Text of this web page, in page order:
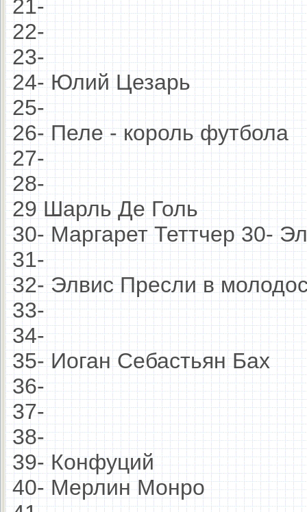
21-
22-
23-
24- Юлий Цезарь
25-
26- Пеле - король футбола
27-
28-
29 Шарль Де Голь
30- Маргарет Теттчер 30-
31-
32- Элвис Пресли в
33-
34-
35- Иоган Себастьян Бах
36-
37-
38-
39- Конфуций
40- Мерлин Монро